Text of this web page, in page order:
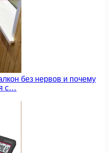
без нервов и почему
с…